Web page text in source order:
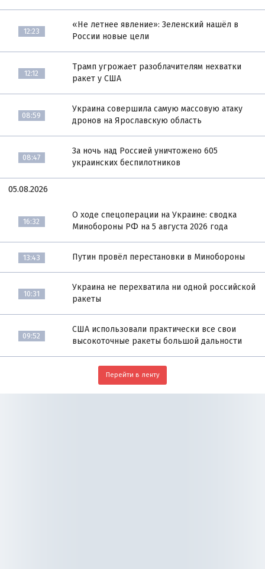
12:23
«Не летнее явление»: Зеленский нашёл в
России новые цели
12:12
Трамп угрожает разоблачителям нехватки
ракет у США
08:59
Украина совершила самую массовую атаку
дронов на Ярославскую область
08:47
За ночь над Россией уничтожено 605
украинских беспилотников
05.08.2026
16:32
О ходе спецоперации на Украине: сводка
Минобороны РФ на 5 августа 2026 года
13:43 Путин провёл перестановки в Минобороны
10:31
Украина не перехватила ни одной российской
ракеты
09:52
США использовали практически все свои
высокоточные ракеты большой дальности
Перейти в ленту